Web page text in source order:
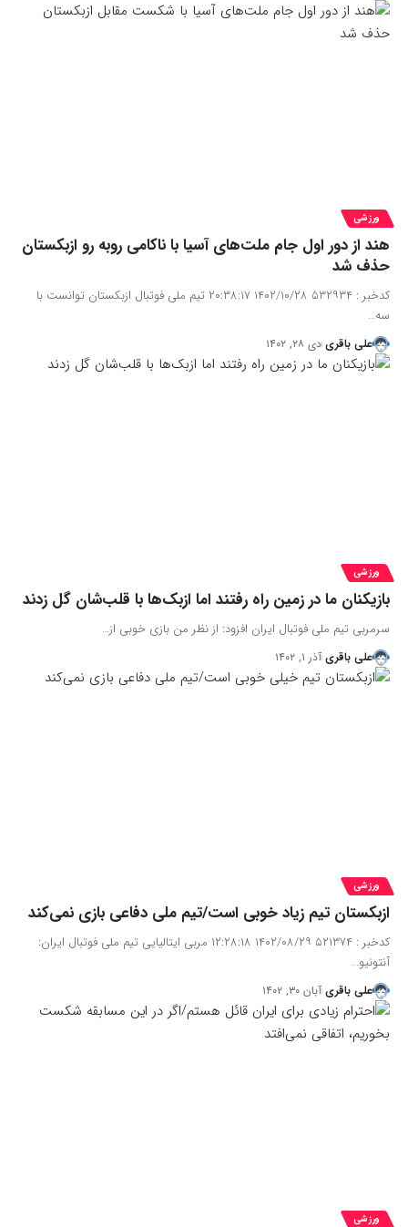
ورزشی
هند از دور اول جام ملت‌های آسیا با ناکامی روبه رو ازبکستان
حذف شد
کدخبر : ۵۳۲۹۳۴ ۱۴۰۲/۱۰/۲۸ ۲۰:۳۸:۱۷ تیم ملی فوتبال ازبکستان توانست با
سه…
علی باقری دی ۲۸, ۱۴۰۲
ورزشی
بازیکنان ما در زمین راه رفتند اما ازبک‌ها با قلب‌شان گل زدند
سرمربی تیم ملی فوتبال ایران افزود: از نظر من بازی خوبی از…
علی باقری آذر ۱, ۱۴۰۲
ورزشی
ازبکستان تیم زیاد خوبی است/تیم ملی دفاعی بازی نمی‌کند
کدخبر : ۵۲۱۳۷۴ ۱۴۰۲/۰۸/۲۹ ۱۲:۲۸:۱۸ مربی ایتالیایی تیم ملی فوتبال ایران:
آنتونیو…
علی باقری آبان ۳۰, ۱۴۰۲
ورزشی